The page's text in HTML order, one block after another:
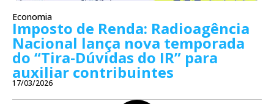
Economia
Imposto de Renda: Radioagência
Nacional lança nova temporada
do “Tira-Dúvidas do IR” para
auxiliar contribuintes
17/03/2026